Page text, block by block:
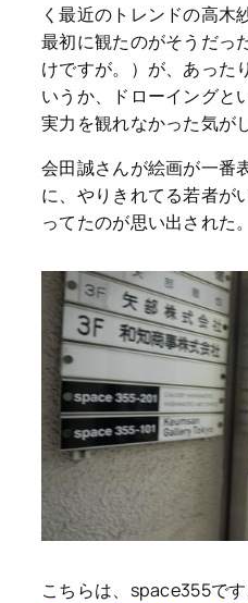
く最近のトレンドの高木
最初に観たのがそうだっ
けですが。）が、あった
いうか、ドローイングと
実力を観れなかった気が
会田誠さんが絵画が一番
に、やりきれてる若者が
ってたのが思い出された。
こちらは、space355です